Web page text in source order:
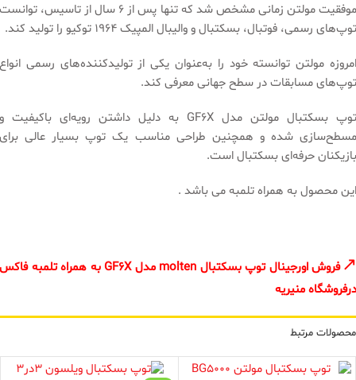
موفقیت مولتن زمانی مشخص شد که تنها پس از 6 سال از تاسیس، توانست
توپ‌های رسمی، فوتبال، بسکتبال و والیبال المپیک 1964 توکیو را تولید کند.
امروزه مولتن توانسته خود را به‌عنوان یکی از تولید‌کننده‌های رسمی انواع
توپ‌های مسابقات در سطح جهانی معرفی کند.
توپ بسکتبال مولتن مدل GF6X به دلیل داشتن رویه‌ای باکیفیت و
مسطح‌سازی شده و همچنین طراحی مناسب یک توپ بسیار عالی برای
بازیکنان حرفه‌ای بسکتبال است.
این محصول به همراه تلمبه می باشد .
فروش اورجینال توپ بسکتبال molten مدل GF6X به همراه تلمبه فاکس
درفروشگاه منیریه
محصولات مرتبط